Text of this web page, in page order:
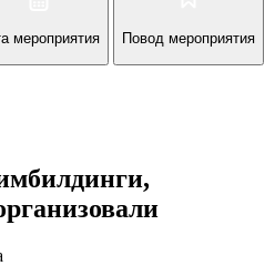
мероприятия Повод мероприятия